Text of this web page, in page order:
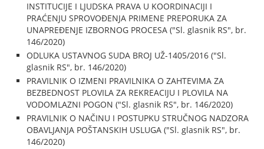
INSTITUCIJE I LJUDSKA PRAVA U KOORDINACIJI I
PRAĆENJU SPROVOĐENJA PRIMENE PREPORUKA ZA
UNAPREĐENJE IZBORNOG PROCESA ("Sl. glasnik RS", br.
146/2020)
ODLUKA USTAVNOG SUDA BROJ UŽ-1405/2016 ("Sl.
glasnik RS", br. 146/2020)
PRAVILNIK O IZMENI PRAVILNIKA O ZAHTEVIMA ZA
BEZBEDNOST PLOVILA ZA REKREACIJU I PLOVILA NA
VODOMLAZNI POGON ("Sl. glasnik RS", br. 146/2020)
PRAVILNIK O NAČINU I POSTUPKU STRUČNOG NADZORA
OBAVLJANJA POŠTANSKIH USLUGA ("Sl. glasnik RS", br.
146/2020)